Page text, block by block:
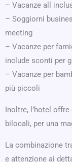
– Vacanze all
– Soggiorni
meeting
– Vacanze per
include sconti per
– Vacanze per
più piccoli
Inoltre, l’hotel
bilocali, per una
La combinazione
e attenzione ai